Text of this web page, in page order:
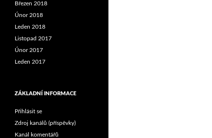
Březen 2018
Únor 2018
Leden 2018
Listopad 2017
Únor 2017
Leden 2017
ZÁKLADNÍ INFORMACE
Přihlásit se
Zdroj kanálů (příspěvky)
Kanál komentářů